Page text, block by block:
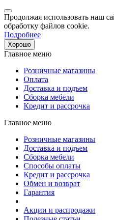
Продолжая использовать наш
обработку файлов cookie.
Подробнее
Хорошо
Главное меню
Розничные магазины
Оплата
Доставка и подъем
Сборка мебели
Кредит и рассрочка
Главное меню
Розничные магазины
Доставка и подъем
Сборка мебели
Способы оплаты
Кредит и рассрочка
Обмен и возврат
Гарантия
Акции и распродажи